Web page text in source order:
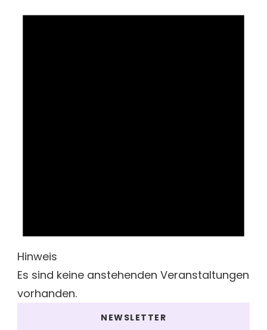
Hinweis
Es sind keine anstehenden Veranstaltungen
vorhanden.
NEWSLETTER